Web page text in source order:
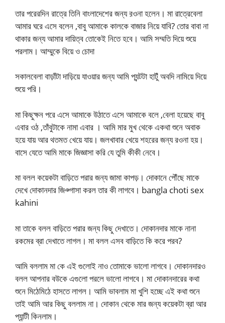
তার পরেরদিন রাত্রে তিনি বাংলাদেশের জন্য ব়ওনা হলেন। মা রাত্রেবেলা
আমার ঘরে এসে বলেন ,বাবু আমাকে কালকে বাজার নিয়ে যাবি? তোর বাবা না
থাকার জন্য আমার দায়িত্ব তোকেই নিতে হবে। আমি সম্মতি দিয়ে শুয়ে
পরলাম। আম্মুকে বিয়ে ও চোদা
সকালবেলা বাড়াঁটা দাড়িয়ে যাওয়ার জন্য আমি প্যন্টটা হাটুঁ অবদি নামিয়ে দিয়ে
শুয়ে পরি।
মা কিছুক্ষন পরে এসে আমাকে উঠাতে এসে আমাকে বলে ,বেলা হয়েছে বাবু
এবার ওঠ ,তাঁবুটাকে নামা এবার । আমি মার মুখ থেকে একথা শুনে অবাক
হয়ে যায় আর থতমত খেয়ে যায়। জলখাবার খেয়ে শহরের জন্য রওনা হয়।
বাসে যেতে আমি মাকে জিজ্ঞাসা করি যে তুমি কীকী নেবে।
মা বলল কয়েকটা বাড়িতে পরার জন্য জামা কাপড়। দোকানে পৌঁছে মাকে
দেখে দোকানদার জিঞ্গাসা করল তার কী লাগবে। bangla choti sex
kahini
মা তাকে বলল বাড়িতে পরার জন্য কিছু দেখাতে। দোকানদার মাকে নানা
রকমের ব্রা দেখাতে লাগল। মা বলল এসব বাড়িতে কি করে পরব?
আমি বললাম মা কে এই গুলোই নাও তোমাকে ভালো লাগবে। দোকানদারও
বলল আপনার বউকে এগুলো পরলে ভালো লাগবে। মা দোকানদারের কথা
শুনে মিঠেমিঠে হাসতে লাগল। আমি ভাবলাম মা খুশি হচ্ছে এই কথা শুনে
তাই আমি আর কিছু বললাম না। দোকান থেকে মার জন্য কয়েকটা ব্রা আর
প্যান্টী কিনলাম।